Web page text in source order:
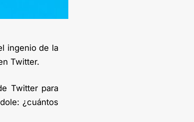
ingenio de la
Twitter.
Twitter para
¿cuántos